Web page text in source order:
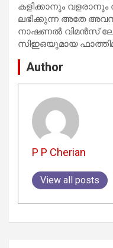
കളിക്കാനും
ലഭിക്കുന്ന അതേ
നാഷണൽ വിമൻസ്
സിഇഒയുമായ
Author
P P Cherian
View all posts